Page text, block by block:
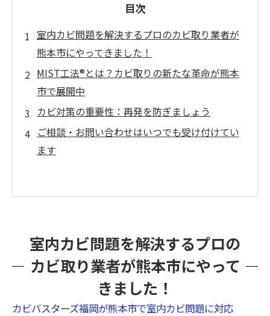
目次
室内カビ問題を解決するプロのカビ取り業者が
熊本市にやってきました！
MIST工法®とは？カビ取りの新たな革命が熊本
市で展開中
カビ対策の重要性：再発を防ぎましょう
ご相談・お問い合わせはいつでも受け付けてい
ます
室内カビ問題を解決するプロの
カビ取り業者が熊本市にやって
きました！
カビバスターズ福岡が熊本市で室内カビ問題に対応